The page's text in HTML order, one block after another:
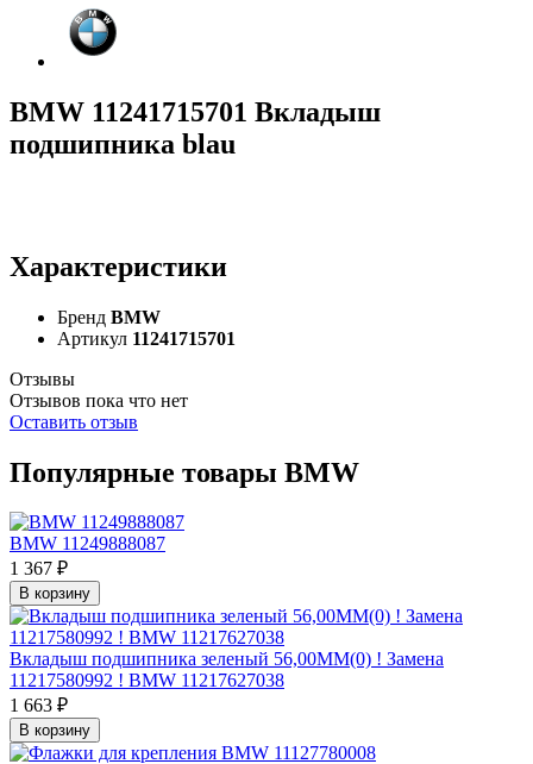
BMW 11241715701 Вкладыш
подшипника blau
Характеристики
Бренд BMW
Артикул 11241715701
Отзывы
Отзывов пока что нет
Оставить отзыв
Популярные товары BMW
BMW 11249888087
1 367 ₽
В корзину
Вкладыш подшипника зеленый 56,00MM(0) ! Замена
11217580992 ! BMW 11217627038
1 663 ₽
В корзину